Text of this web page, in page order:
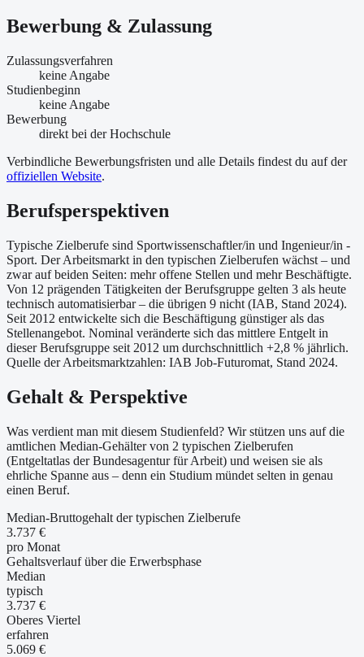
Bewerbung & Zulassung
Zulassungsverfahren
keine Angabe
Studienbeginn
keine Angabe
Bewerbung
direkt bei der Hochschule
Verbindliche Bewerbungsfristen und alle Details findest du auf der
offiziellen Website.
Berufsperspektiven
Typische Zielberufe sind Sportwissenschaftler/in und Ingenieur/in -
Sport. Der Arbeitsmarkt in den typischen Zielberufen wächst – und
zwar auf beiden Seiten: mehr offene Stellen und mehr Beschäftigte.
Von 12 prägenden Tätigkeiten der Berufsgruppe gelten 3 als heute
technisch automatisierbar – die übrigen 9 nicht (IAB, Stand 2024).
Seit 2012 entwickelte sich die Beschäftigung günstiger als das
Stellenangebot. Nominal veränderte sich das mittlere Entgelt in
dieser Berufsgruppe seit 2012 um durchschnittlich +2,8 % jährlich.
Quelle der Arbeitsmarktzahlen: IAB Job-Futuromat, Stand 2024.
Gehalt & Perspektive
Was verdient man mit diesem Studienfeld? Wir stützen uns auf die
amtlichen Median-Gehälter von 2 typischen Zielberufen
(Entgeltatlas der Bundesagentur für Arbeit) und weisen sie als
ehrliche Spanne aus – denn ein Studium mündet selten in genau
einen Beruf.
Median-Bruttogehalt der typischen Zielberufe
3.737 €
pro Monat
Gehaltsverlauf über die Erwerbsphase
Median
typisch
3.737 €
Oberes Viertel
erfahren
5.069 €